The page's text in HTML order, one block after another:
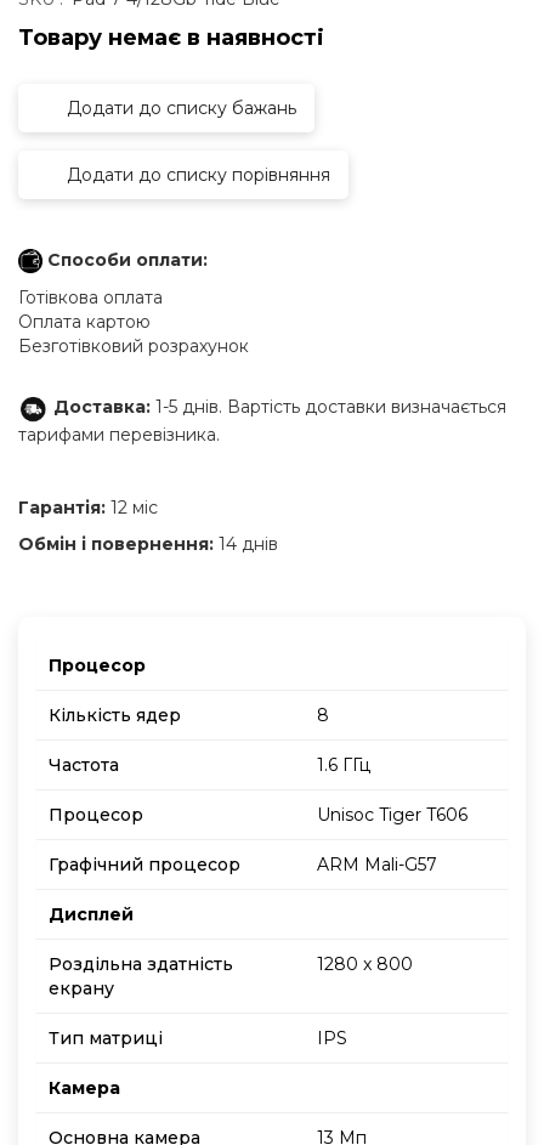
Товару немає в наявностi
Додати до списку бажань
Додати до списку порівняння
Способи оплати:
Готівкова оплата
Оплата картою
Безготівковий розрахунок
Доставка: 1-5 днів. Вартість доставки визначається
тарифами перевізника.
Гарантія: 12 міс
Обмін і повернення: 14 днів
Процесор
Кількість ядер 8
Частота 1.6 ГГц
Процесор Unisoc Tiger T606
Графічний процесор ARM Mali-G57
Дисплей
Роздільна здатність
екрану
1280 x 800
Тип матриці IPS
Камера
Основна камера 13 Мп